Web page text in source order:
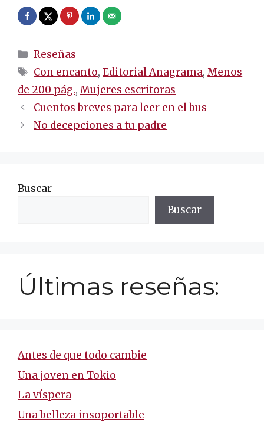
Categorías
Reseñas
Etiquetas
Con encanto,Editorial Anagrama,Menos
de 200 pág., Mujeres escritoras
Navegación
de
Cuentos breves para leer en el bus
No decepciones a tu padre
Buscar
Buscar
Últimas reseñas:
Antes de que todo cambie
Una joven en Tokio
La víspera
Una belleza insoportable